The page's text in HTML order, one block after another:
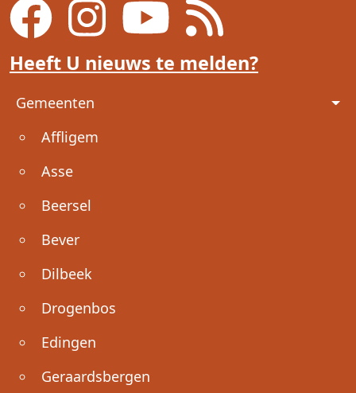
Heeft U nieuws te melden?
Voet
Gemeenten
Affligem
Asse
Beersel
Bever
Dilbeek
Drogenbos
Edingen
Geraardsbergen